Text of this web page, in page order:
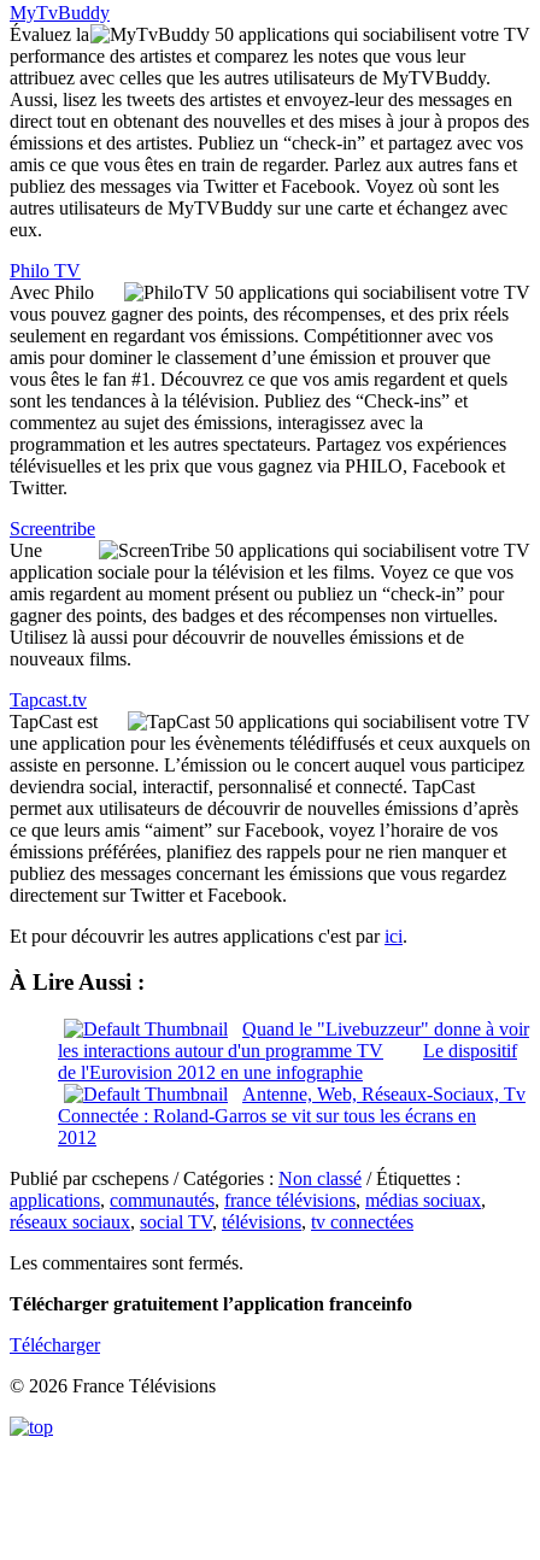
MyTvBuddy
Évaluez la
performance des artistes et comparez les notes que vous leur
attribuez avec celles que les autres utilisateurs de MyTVBuddy.
Aussi, lisez les tweets des artistes et envoyez-leur des messages en
direct tout en obtenant des nouvelles et des mises à jour à propos des
émissions et des artistes. Publiez un “check-in” et partagez avec vos
amis ce que vous êtes en train de regarder. Parlez aux autres fans et
publiez des messages via Twitter et Facebook. Voyez où sont les
autres utilisateurs de MyTVBuddy sur une carte et échangez avec
eux.
Philo TV
Avec Philo
vous pouvez gagner des points, des récompenses, et des prix réels
seulement en regardant vos émissions. Compétitionner avec vos
amis pour dominer le classement d’une émission et prouver que
vous êtes le fan #1. Découvrez ce que vos amis regardent et quels
sont les tendances à la télévision. Publiez des “Check-ins” et
commentez au sujet des émissions, interagissez avec la
programmation et les autres spectateurs. Partagez vos expériences
télévisuelles et les prix que vous gagnez via PHILO, Facebook et
Twitter.
Screentribe
Une
application sociale pour la télévision et les films. Voyez ce que vos
amis regardent au moment présent ou publiez un “check-in” pour
gagner des points, des badges et des récompenses non virtuelles.
Utilisez là aussi pour découvrir de nouvelles émissions et de
nouveaux films.
Tapcast.tv
TapCast est
une application pour les évènements télédiffusés et ceux auxquels on
assiste en personne. L’émission ou le concert auquel vous participez
deviendra social, interactif, personnalisé et connecté. TapCast
permet aux utilisateurs de découvrir de nouvelles émissions d’après
ce que leurs amis “aiment” sur Facebook, voyez l’horaire de vos
émissions préférées, planifiez des rappels pour ne rien manquer et
publiez des messages concernant les émissions que vous regardez
directement sur Twitter et Facebook.
Et pour découvrir les autres applications c'est parici.
À Lire Aussi :
Quand le "Livebuzzeur" donne à voir
les interactions autour d'un programme TV
Le dispositif
de l'Eurovision 2012 en une infographie
Antenne, Web, Réseaux-Sociaux, Tv
Connectée : Roland-Garros se vit sur tous les écrans en
2012
Publié par cschepens / Catégories : Non classé / Étiquettes :
applications, communautés, france télévisions, médias sociuax,
réseaux sociaux, social TV, télévisions, tv connectées
Les commentaires sont fermés.
Télécharger gratuitement l’application franceinfo
Télécharger
© 2026 France Télévisions